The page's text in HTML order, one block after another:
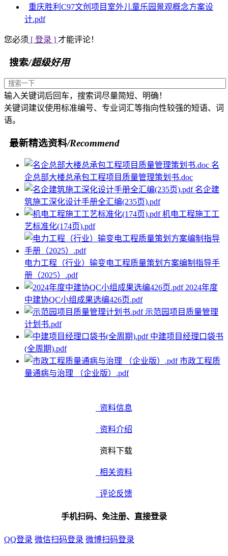
重庆胜利C97文创项目室外儿童乐园景观概念方案设
计.pdf
您必须 [ 登录 ] 才能评论！
搜索/超级好用
输入关键词后回车，搜索词尽量简短、明确！
关键词建议使用标准编号、专业词汇等指向性较强的短语、词
语。
最新精选资料/Recommend
名
企总部大楼总承包工程项目质量管理策划书.doc
名企建
筑施工深化设计手册全汇编(235页).pdf
机电工程施工工
艺标准化(174页).pdf
电力工程（行业）输变电工程质量策划方案编制指导手
册（2025）.pdf
2024年度
中建协QC小组成果选编426页.pdf
示范园项目质量管理
计划书.pdf
中建项目经理口袋书
(全周期).pdf
市政工程质
量通病与治理 （企业版）.pdf
资料信息
资料介绍
资料下载
相关资料
评论反馈
手机扫码、免注册、直接登录
QQ登录 微信扫码登录 微博扫码登录